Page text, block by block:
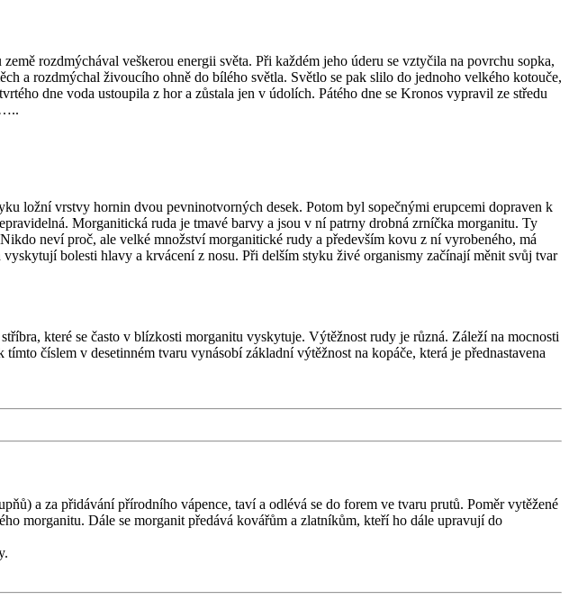
rozdmýchával veškerou energii světa. Při každém jeho úderu se vztyčila na povrchu sopka,
a rozdmýchal živoucího ohně do bílého světla. Světlo se pak slilo do jednoho velkého kotouče,
dne voda ustoupila z hor a zůstala jen v údolích. Pátého dne se Kronos vypravil ze středu
ložní vrstvy hornin dvou pevninotvorných desek. Potom byl sopečnými erupcemi dopraven k
Morganitická ruda je tmavé barvy a jsou v ní patrny drobná zrníčka morganitu. Ty
neví proč, ale velké množství morganitické rudy a především kovu z ní vyrobeného, má
bolesti hlavy a krvácení z nosu. Při delším styku živé organismy začínají měnit svůj tvar
které se často v blízkosti morganitu vyskytuje. Výtěžnost rudy je různá. Záleží na mocnosti
číslem v desetinném tvaru vynásobí základní výtěžnost na kopáče, která je přednastavena
a za přidávání přírodního vápence, taví a odlévá se do forem ve tvaru prutů. Poměr vytěžené
morganitu. Dále se morganit předává kovářům a zlatníkům, kteří ho dále upravují do